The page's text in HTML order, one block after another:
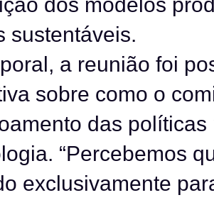
sustentáveis.
a reunião foi
sobre como o
das
“Percebemos
exclusivamente